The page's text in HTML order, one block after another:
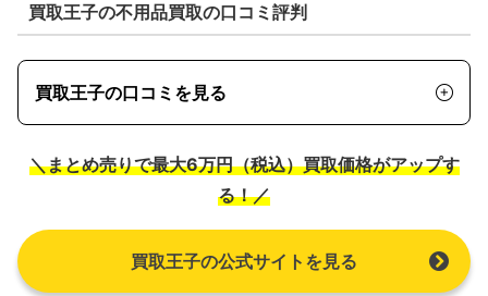
買取王子の不用品買取の口コミ評判
買取王子の口コミを見る
＼まとめ売りで最大6万円（税込）買取価格がアップす
る！／
買取王子の公式サイトを見る